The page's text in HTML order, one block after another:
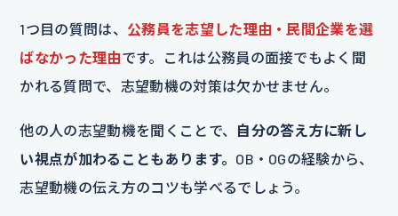
1つ目の質問は、 公務員を志望した理由・民間企業を選
ばなかった理由です。これは公務員の面接でもよく聞
かれる質問で、志望動機の対策は欠かせません。
他の人の志望動機を聞くことで、 自分の答え方に新し
い視点が加わることもあります。 OB・OGの経験から、
志望動機の伝え方のコツも学べるでしょう。